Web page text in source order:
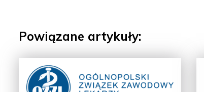
Powiązane artykuły: